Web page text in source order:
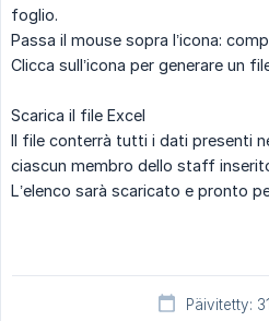
foglio.
Passa il mouse sopra l’icona:
Clicca sull’icona per generare un
Scarica il file Excel
Il file conterrà tutti i dati presenti
ciascun membro dello staff
L’elenco sarà scaricato e pronto
Päivitetty: